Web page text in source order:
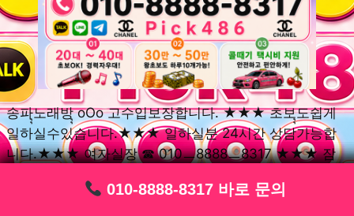
010-8888-8317 바로 문의
010-8888-8317 바로 문의
010-8888-8317 바로 문의
010-8888-8317 바로 문의
010-8888-8317 바로 문의
010-8888-8317 바로 문의
송파ุุ노래방ุุ oOo 고수입보장합니다. ★★★ 초보ุุ도쉽게
일하실수있습니다.★★★ 일하실분 24시간 상담가능합
니다.★★★ 여자실장 ☎ 010ㅡ8888ㅡ8317 ★★★ 잠
세요. 여성ㅣุุ알바ุุㅣ여기 신천동ุุ노래방ุุ ◞✿ 풍납동ุุ노래방ุุ
010-8888-8317 바로 문의
010-8888-8317 바로 문의
010-8888-8317 바로 문의